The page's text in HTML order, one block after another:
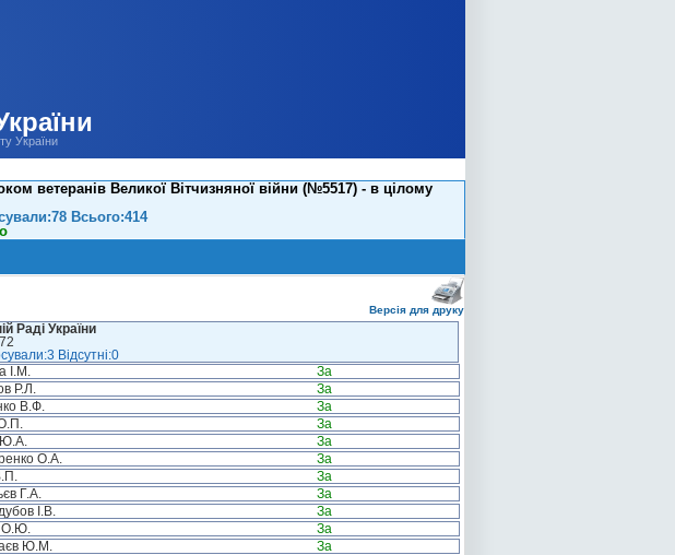
України
ветеранів Великої Вітчизняної війни (№5517) - в цілому
Всього:414
Версія для друку
Раді України
Відсутні:0
І.М.
За
Р.Л.
За
В.Ф.
За
За
Ю.А.
За
О.А.
За
За
Г.А.
За
І.В.
За
О.Ю.
За
Ю.М.
За